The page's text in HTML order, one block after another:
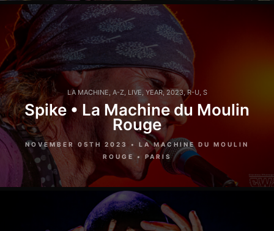
LA MACHINE, A-Z, LIVE, YEAR, 2023,R-U, S
Spike • La Machine du Moulin
Rouge
NOVEMBER 05TH 2023 • LA MACHINE DU MOULIN
ROUGE • PARIS